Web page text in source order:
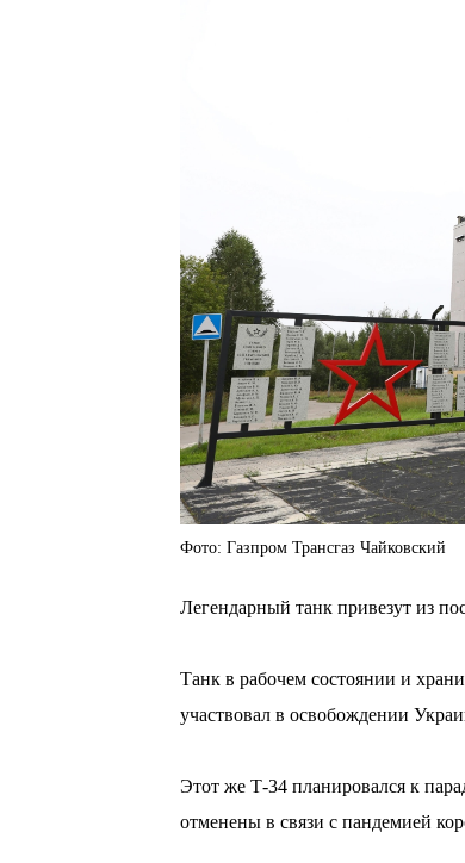
Фото: Газпром Трансгаз Чайковский
Легендарный танк привезут из
Танк в рабочем состоянии и
участвовал в освобождении
Этот же Т-34 планировался к
отменены в связи с пандемией